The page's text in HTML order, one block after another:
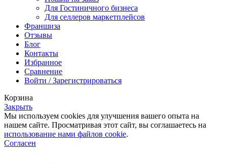
Для Гостиничного бизнеса
Для селлеров маркетплейсов
Франшиза
Отзывы
Блог
Контакты
Избранное
Сравнение
Войти / Зарегистрироваться
Корзина
Закрыть
Мы используем cookies для улучшения вашего опыта на
нашем сайте. Просматривая этот сайт, вы соглашаетесь на
использование нами файлов cookie.
Согласен